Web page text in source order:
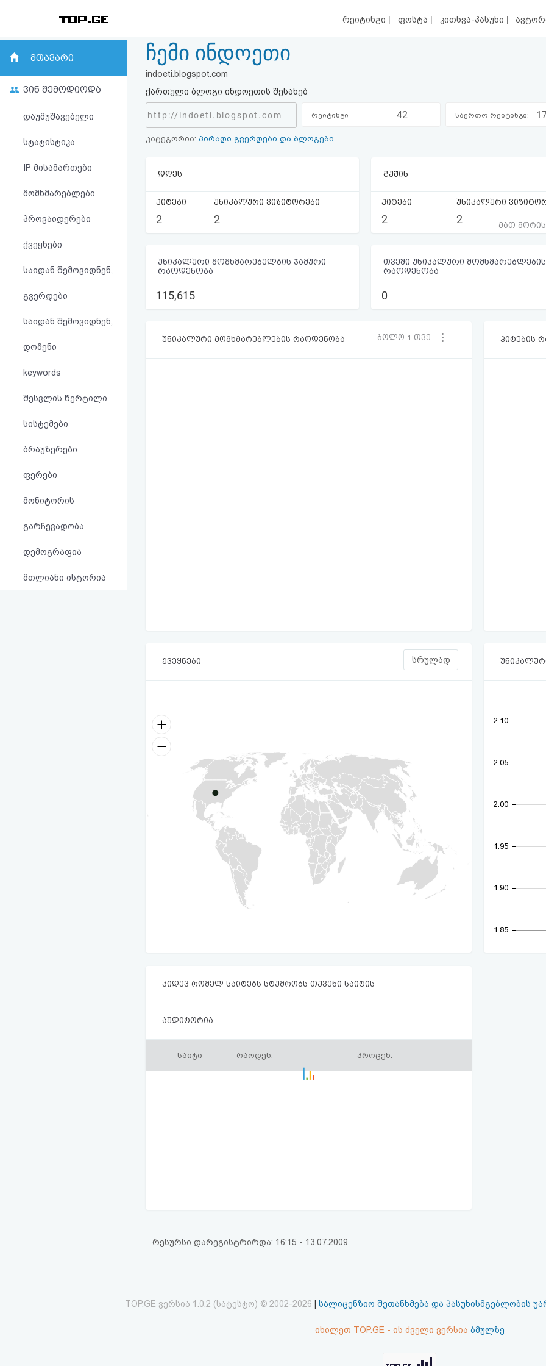
რეიტინგი | ფოსტა | კითხვა-პასუხი |
რეიტინგი
(მთავარი)
კითხვა-
პასუხი
ავტორიზაცია
რეგისტრაცია
სალიცენზიო
შეთანხმება
მთავარი
ვინ შემოდიოდა
დაუმუშავებელი
სტატისტიკა
IP მისამართები
მომხმარებლები
პროვაიდერები
ქვეყნები
საიდან შემოვიდნენ,
გვერდები
საიდან შემოვიდნენ,
დომენი
keywords
შესვლის წერტილი
სისტემები
ბრაუზერები
ფერები
მონიტორის
გარჩევადობა
დემოგრაფია
მთლიანი ისტორია
ჩემი ინდოეთი
indoeti.blogspot.com
ქართული ბლოგი ინდოეთის შესახებ
http://indoeti.blogspot.com რეიტინგი
კატეგორიაში:
42 საერთო რეიტინგი:
კატეგორია: პირადი გვერდები და ბლოგები
დღეს
ჰიტები
2
უნიკალური ვიზიტორები
2
გუშინ
ჰიტები
2
უნიკალური
2 მათ
უნიკალური მომხმარებელბის ჯამური
რაოდენობა
115,615
თვეში უნიკალური მომხმარებლების
რაოდენობა
0
უნიკალური მომხმარებლების რაოდენობა ბოლო 1 თვე ჰიტების
ქვეყნები სრულად
1.85
1.90
1.95
2.00
2.05
2.10
კიდევ რომელ საიტებს სტუმრობს თქვენი საიტის
აუდიტორია
საიტი რაოდენ. პროცენ.
რესურსი დარეგისტრირდა: 16:15 - 13.07.2009
TOP.GE ვერსია 1.0.2 (სატესტო) © 2002-2026 სალიცენზიო შეთანხმება და პასუხისმგებლობის
იხილეთ TOP.GE - ის ძველი ვერსია ბმულზე